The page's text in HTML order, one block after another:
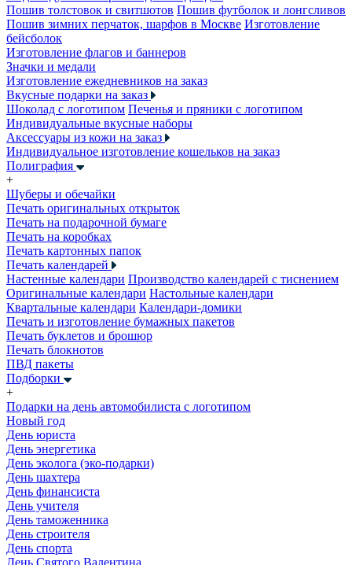
Пошив толстовок и свитшотов Пошив футболок и лонгсливов
Пошив зимних перчаток, шарфов в Москве Изготовление
бейсболок
Изготовление флагов и баннеров
Значки и медали
Изготовление ежедневников на заказ
Вкусные подарки на заказ
Шоколад с логотипом Печенья и пряники с логотипом
Индивидуальные вкусные наборы
Аксессуары из кожи на заказ
Индивидуальное изготовление кошельков на заказ
Полиграфия
+
Шуберы и обечайки
Печать оригинальных открыток
Печать на подарочной бумаге
Печать на коробках
Печать картонных папок
Печать календарей
Настенные календари Производство календарей с тиснением
Оригинальные календари Настольные календари
Квартальные календари Календари-домики
Печать и изготовление бумажных пакетов
Печать буклетов и брошюр
Печать блокнотов
ПВД пакеты
Подборки
+
Подарки на день автомобилиста с логотипом
Новый год
День юриста
День энергетика
День эколога (эко-подарки)
День шахтера
День финансиста
День учителя
День таможенника
День строителя
День спорта
День Святого Валентина